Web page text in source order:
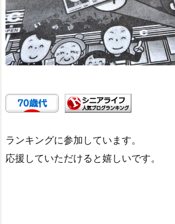
ランキングに参加しています。
応援していただけると嬉しいです。